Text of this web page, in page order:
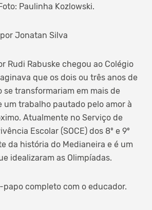
Paulinha Kozlowski.
Jonatan Silva
Rudi Rabuske chegou ao Colégio
que os dois ou três anos de
transformariam em mais de
um trabalho pautado pelo amor à
Atualmente no Serviço de
Escolar (SOCE) dos 8º e 9º
da história do Medianeira e é um
idealizaram as Olimpíadas.
papo completo com o educador.